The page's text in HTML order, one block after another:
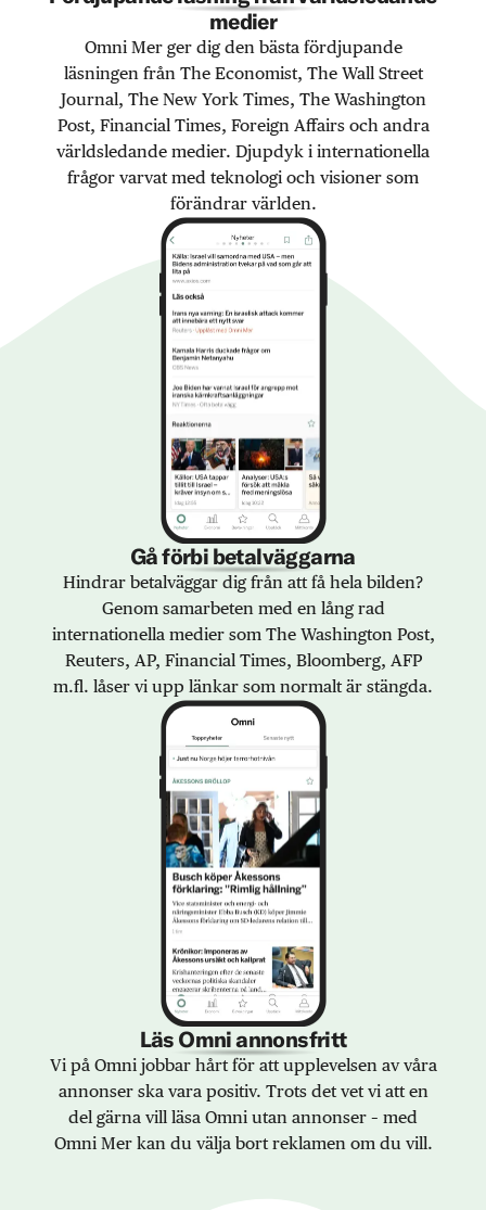
medier
Omni Mer ger dig den bästa fördjupande
läsningen från The Economist, The Wall Street
Journal, The New York Times, The Washington
Post, Financial Times, Foreign Affairs och andra
världsledande medier. Djupdyk i internationella
frågor varvat med teknologi och visioner som
förändrar världen.
Gå förbi betalväggarna
Hindrar betalväggar dig från att få hela bilden?
Genom samarbeten med en lång rad
internationella medier som The Washington Post,
Reuters, AP, Financial Times, Bloomberg, AFP
m.fl. låser vi upp länkar som normalt är stängda.
Läs Omni annonsfritt
Vi på Omni jobbar hårt för att upplevelsen av våra
annonser ska vara positiv. Trots det vet vi att en
del gärna vill läsa Omni utan annonser – med
Omni Mer kan du välja bort reklamen om du vill.